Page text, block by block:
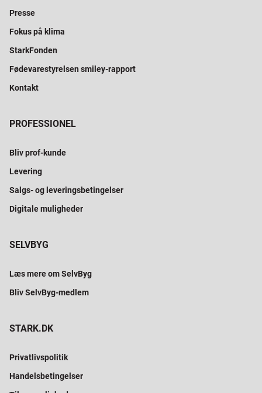
Presse
Fokus på klima
StarkFonden
Fødevarestyrelsen smiley-rapport
Kontakt
PROFESSIONEL
Bliv prof-kunde
Levering
Salgs- og leveringsbetingelser
Digitale muligheder
SELVBYG
Læs mere om SelvByg
Bliv SelvByg-medlem
STARK.DK
Privatlivspolitik
Handelsbetingelser